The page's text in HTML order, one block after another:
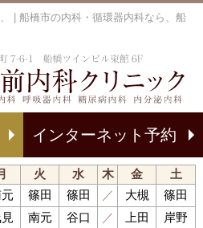
| 船橋市の内科・循環器内科なら、船
インターネット予約
火 水 木 金
土
篠田 篠田 ／ 大槻
篠田
南元 谷口 ／ 上田
岸野